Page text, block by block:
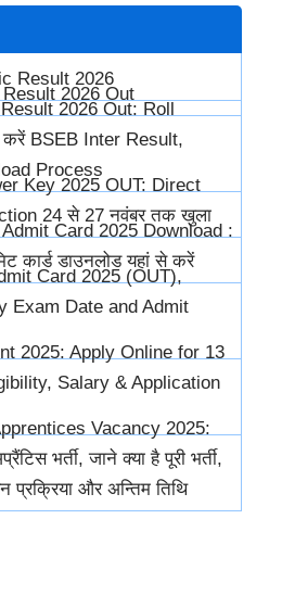
Result 2026
2026 Out
2026 Out: Roll
BSEB Inter Result,
Process
Key 2025 OUT: Direct
24 से 27 नवंबर तक खुला
Card 2025 Download :
कार्ड डाउनलोड यहां से करें
Card 2025 (OUT),
Exam Date and Admit
2025: Apply Online for 13
Salary & Application
Vacancy 2025:
भर्ती, जाने क्या है पूरी भर्ती,
प्रक्रिया और अन्तिम तिथि